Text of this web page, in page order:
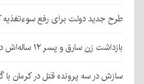
طرح جدید دولت برای رفع سوءتغذیه
بازداشت زن سارق و پسر ۱۲ ساله‌اش در کرمان
سازش در سه پرونده قتل در کرمان با